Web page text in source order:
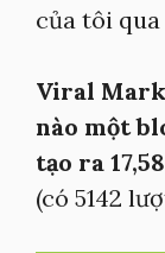
của tôi qua
Viral
nào một
tạo ra
(có 5142